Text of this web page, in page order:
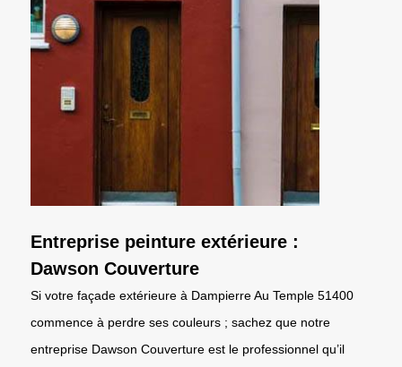
Entreprise peinture extérieure :
Dawson Couverture
Si votre façade extérieure à Dampierre Au Temple 51400
commence à perdre ses couleurs ; sachez que notre
entreprise Dawson Couverture est le professionnel qu’il